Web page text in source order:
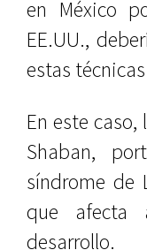
en México
EE.UU.,
estas
En este
Shaban,
síndrome de
que afecta
desarrollo.